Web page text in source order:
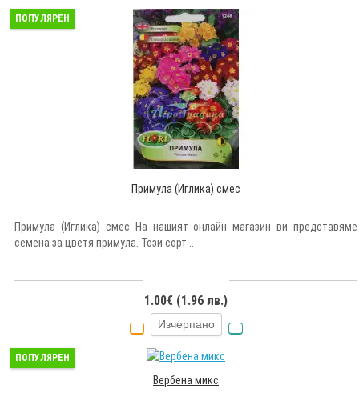
ПОПУЛЯРЕН
Примула (Иглика) смес
Примула (Иглика) смес На нашият онлайн магазин ви представяме
семена за цветя примула. Този сорт ..
1.00€ (1.96 лв.)
Изчерпано
ПОПУЛЯРЕН
Вербена микс